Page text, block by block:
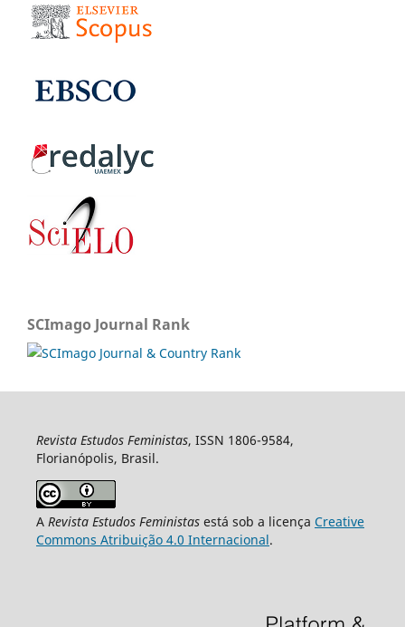
SCImago Journal Rank
Revista Estudos Feministas, ISSN 1806-9584,
Florianópolis, Brasil.
A Revista Estudos Feministasestá sob a licença Creative
Commons Atribuição 4.0 Internacional.